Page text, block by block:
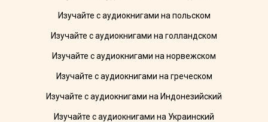
Изучайте с аудиокнигами на польском
Изучайте с аудиокнигами на голландском
Изучайте с аудиокнигами на норвежском
Изучайте с аудиокнигами на греческом
Изучайте с аудиокнигами на Индонезийский
Изучайте с аудиокнигами на Украинский